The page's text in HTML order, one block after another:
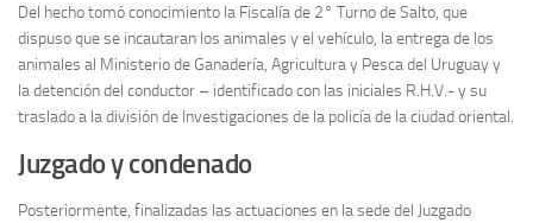
Del hecho tomó conocimiento la Fiscalía de 2° Turno de Salto, que
dispuso que se incautaran los animales y el vehículo, la entrega de los
animales al Ministerio de Ganadería, Agricultura y Pesca del Uruguay y
la detención del conductor – identificado con las iniciales R.H.V.- y su
traslado a la división de Investigaciones de la policía de la ciudad oriental.
Juzgado y condenado
Posteriormente, finalizadas las actuaciones en la sede del Juzgado